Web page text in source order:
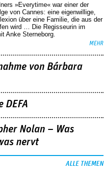
»Everytime« war einer der
von Cannes: eine eigenwillige,
über eine ­Familie, die aus der
wird … Die Regisseurin im
Anke Sterneborg.
MEHR
von Bárbara
DEFA
Nolan – Was
nervt
ALLE THEMEN